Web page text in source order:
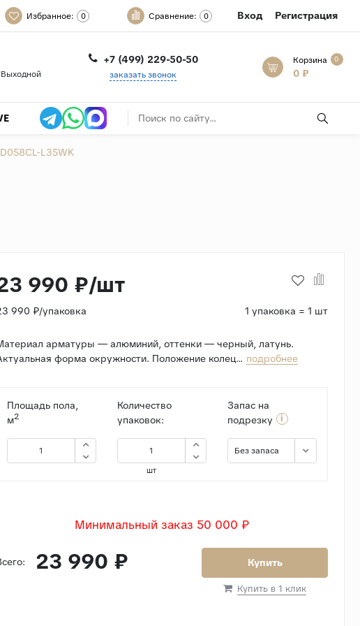
Избранное: 0 Сравнение: 0 Вход Регистрация
+7 (499) 229-50-50
заказать звонок
Корзина 0
0 ₽
L35WK
990 ₽/шт
990 ₽/упаковка 1 упаковка = 1 шт
арматуры — алюминий, оттенки — черный, латунь.
форма окружности. Положение колец... подробнее
Площадь пола,
м2
Количество
упаковок:
шт
Запас на
подрезку
i
Без запаса
Минимальный заказ 50 000 ₽
23 990 ₽ Купить
Купить в 1 клик